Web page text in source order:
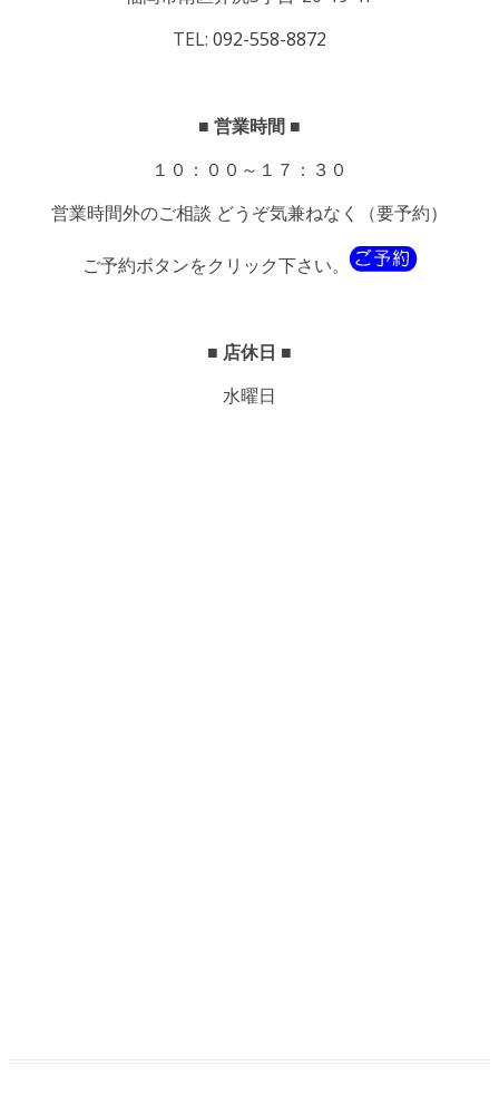
TEL: 092-558-8872
■ 営業時間 ■
１０：００～１７：３０
営業時間外のご相談 どうぞ気兼ねなく（要予約）
ご予約ボタンをクリック下さい。
■ 店休日 ■
水曜日